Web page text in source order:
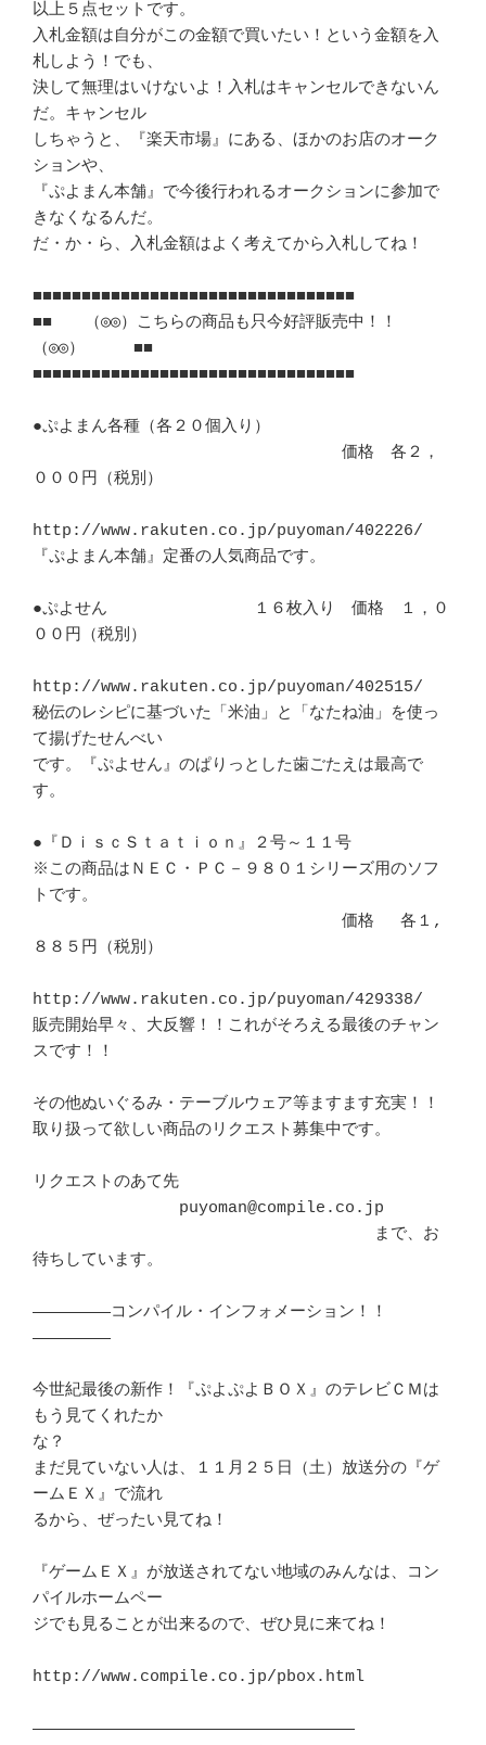
以上５点セットです。
入札金額は自分がこの金額で買いたい！という金額を入
札しよう！でも、
決して無理はいけないよ！入札はキャンセルできないん
だ。キャンセル
しちゃうと、『楽天市場』にある、ほかのお店のオーク
ションや、
『ぷよまん本舗』で今後行われるオークションに参加で
きなくなるんだ。
だ・か・ら、入札金額はよく考えてから入札してね！
■■■■■■■■■■■■■■■■■■■■■■■■■■■■■■■■■
■■　　（◎◎）こちらの商品も只今好評販売中！！
（◎◎）　　　■■
■■■■■■■■■■■■■■■■■■■■■■■■■■■■■■■■■
●ぷよまん各種（各２０個入り）
価格　各２，
０００円（税別）
http://www.rakuten.co.jp/puyoman/402226/
『ぷよまん本舗』定番の人気商品です。
●ぷよせん　　　　　　　　　１６枚入り　価格　１，０
００円（税別）
http://www.rakuten.co.jp/puyoman/402515/
秘伝のレシピに基づいた「米油」と「なたね油」を使っ
て揚げたせんべい
です。『ぷよせん』のぱりっとした歯ごたえは最高で
す。
●『ＤｉｓｃＳｔａｔｉｏｎ』２号～１１号
※この商品はＮＥＣ・ＰＣ－９８０１シリーズ用のソフ
トです。
価格　 各１,
８８５円（税別）
http://www.rakuten.co.jp/puyoman/429338/
販売開始早々、大反響！！これがそろえる最後のチャン
スです！！
その他ぬいぐるみ・テーブルウェア等ますます充実！！
取り扱って欲しい商品のリクエスト募集中です。
リクエストのあて先
puyoman@compile.co.jp
まで、お
待ちしています。
――――――――コンパイル・インフォメーション！！
――――――――
今世紀最後の新作！『ぷよぷよＢＯＸ』のテレビＣＭは
もう見てくれたか
な？
まだ見ていない人は、１１月２５日（土）放送分の『ゲ
ームＥＸ』で流れ
るから、ぜったい見てね！
『ゲームＥＸ』が放送されてない地域のみんなは、コン
パイルホームペー
ジでも見ることが出来るので、ぜひ見に来てね！
http://www.compile.co.jp/pbox.html
―――――――――――――――――――――――――――――――――